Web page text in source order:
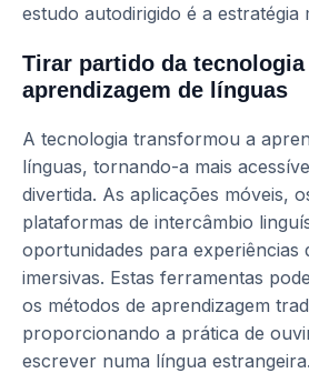
estudo autodirigido é a estratégia
Tirar partido da tecnologia
aprendizagem de línguas
A tecnologia transformou a
línguas, tornando-a mais
divertida. As aplicações móveis,
plataformas de intercâmbio
oportunidades para experiências
imersivas. Estas ferramentas
os métodos de aprendizagem
proporcionando a prática de
escrever numa língua estrangeira.